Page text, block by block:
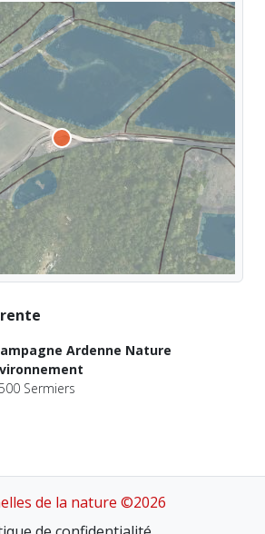
Ardenne Nature
Sermiers
de la nature ©2026